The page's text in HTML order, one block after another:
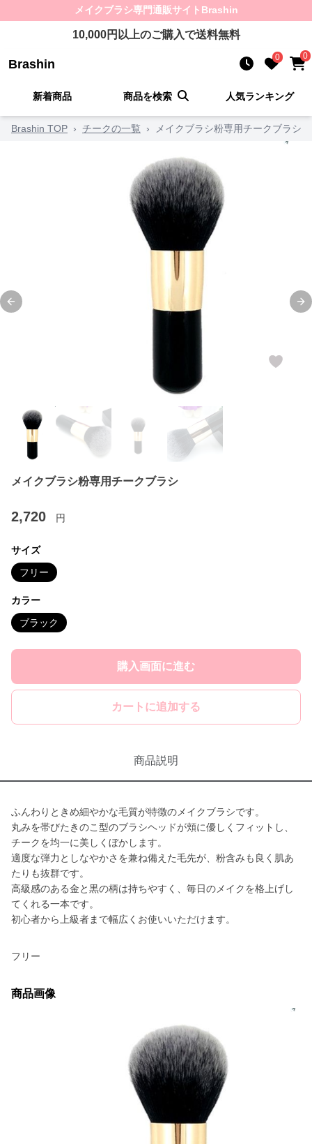
メイクブラシ専門通販サイト Brashin
10,000円以上のご購入で送料無料
Brashin 0 0
新着商品 商品を検索 人気ランキング
Brashin TOP › チークの一覧 › メイクブラシ粉専用チークブラシ
Previous slide
メイクブラシ粉専用チークブラシ
2,720 円
サイズ
フリー
カラー
ブラック
購入画面に進む
カートに追加する
商品説明
ふんわりときめ細やかな毛質が特徴のメイクブラシです。
丸みを帯びたきのこ型のブラシヘッドが頬に優しくフィットし、
チークを均一に美しくぼかします。
適度な弾力としなやかさを兼ね備えた毛先が、粉含みも良く肌あ
たりも抜群です。
高級感のある金と黒の柄は持ちやすく、毎日のメイクを格上げし
てくれる一本です。
初心者から上級者まで幅広くお使いいただけます。
フリー
商品画像